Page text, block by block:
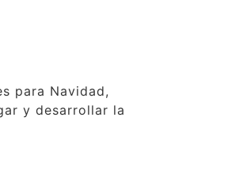
para Navidad,
y desarrollar la